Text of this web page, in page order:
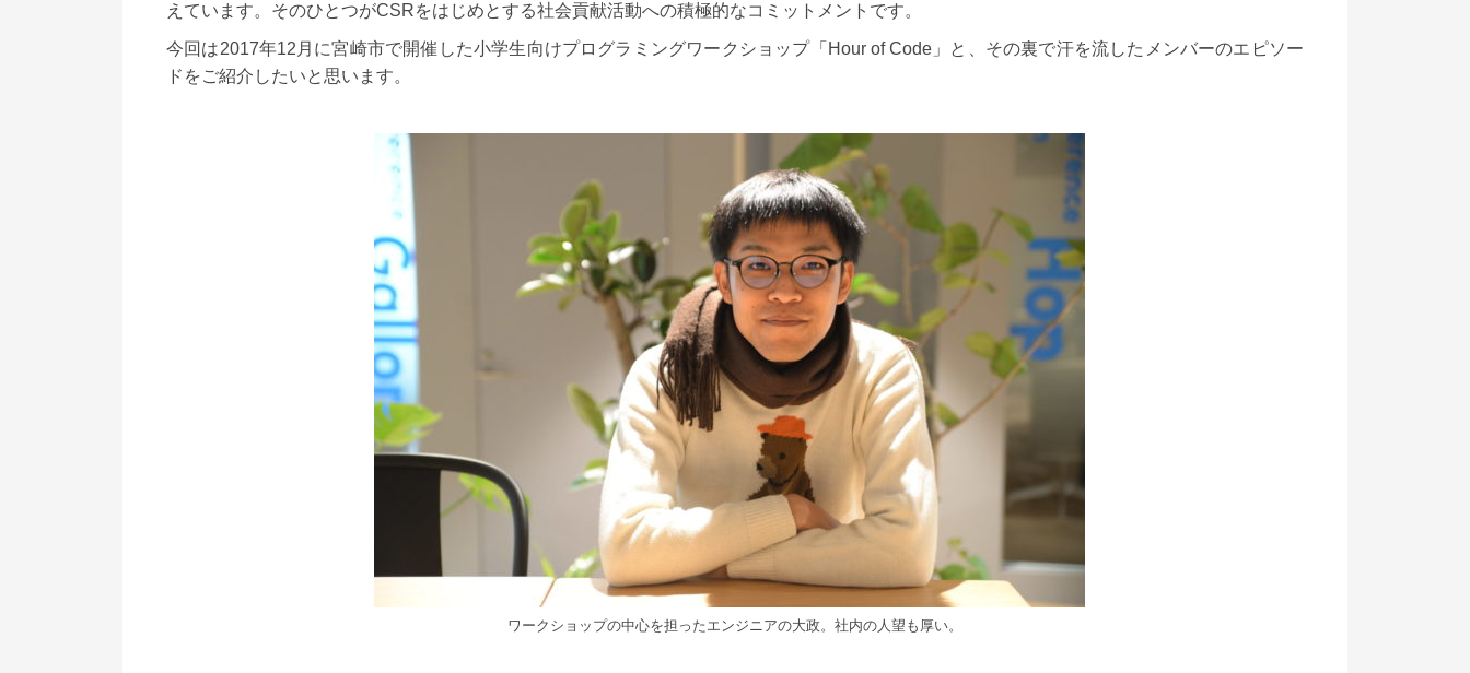
えています。そのひとつがCSRをはじめとする社会貢献活動への積極的なコミットメントです。
今回は2017年12月に宮崎市で開催した小学生向けプログラミングワークショップ「Hour of Code」と、その裏で汗を流したメンバーのエピソー
ドをご紹介したいと思います。
ワークショップの中心を担ったエンジニアの大政。社内の人望も厚い。